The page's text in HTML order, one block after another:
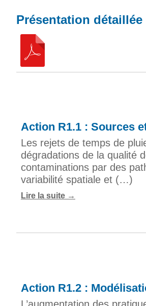
Présentation
Action R1.1 : Sources
Les rejets de temps de
dégradations de la qualité
contaminations par des
variabilité spatiale et (…)
Lire la suite
Action R1.2 :